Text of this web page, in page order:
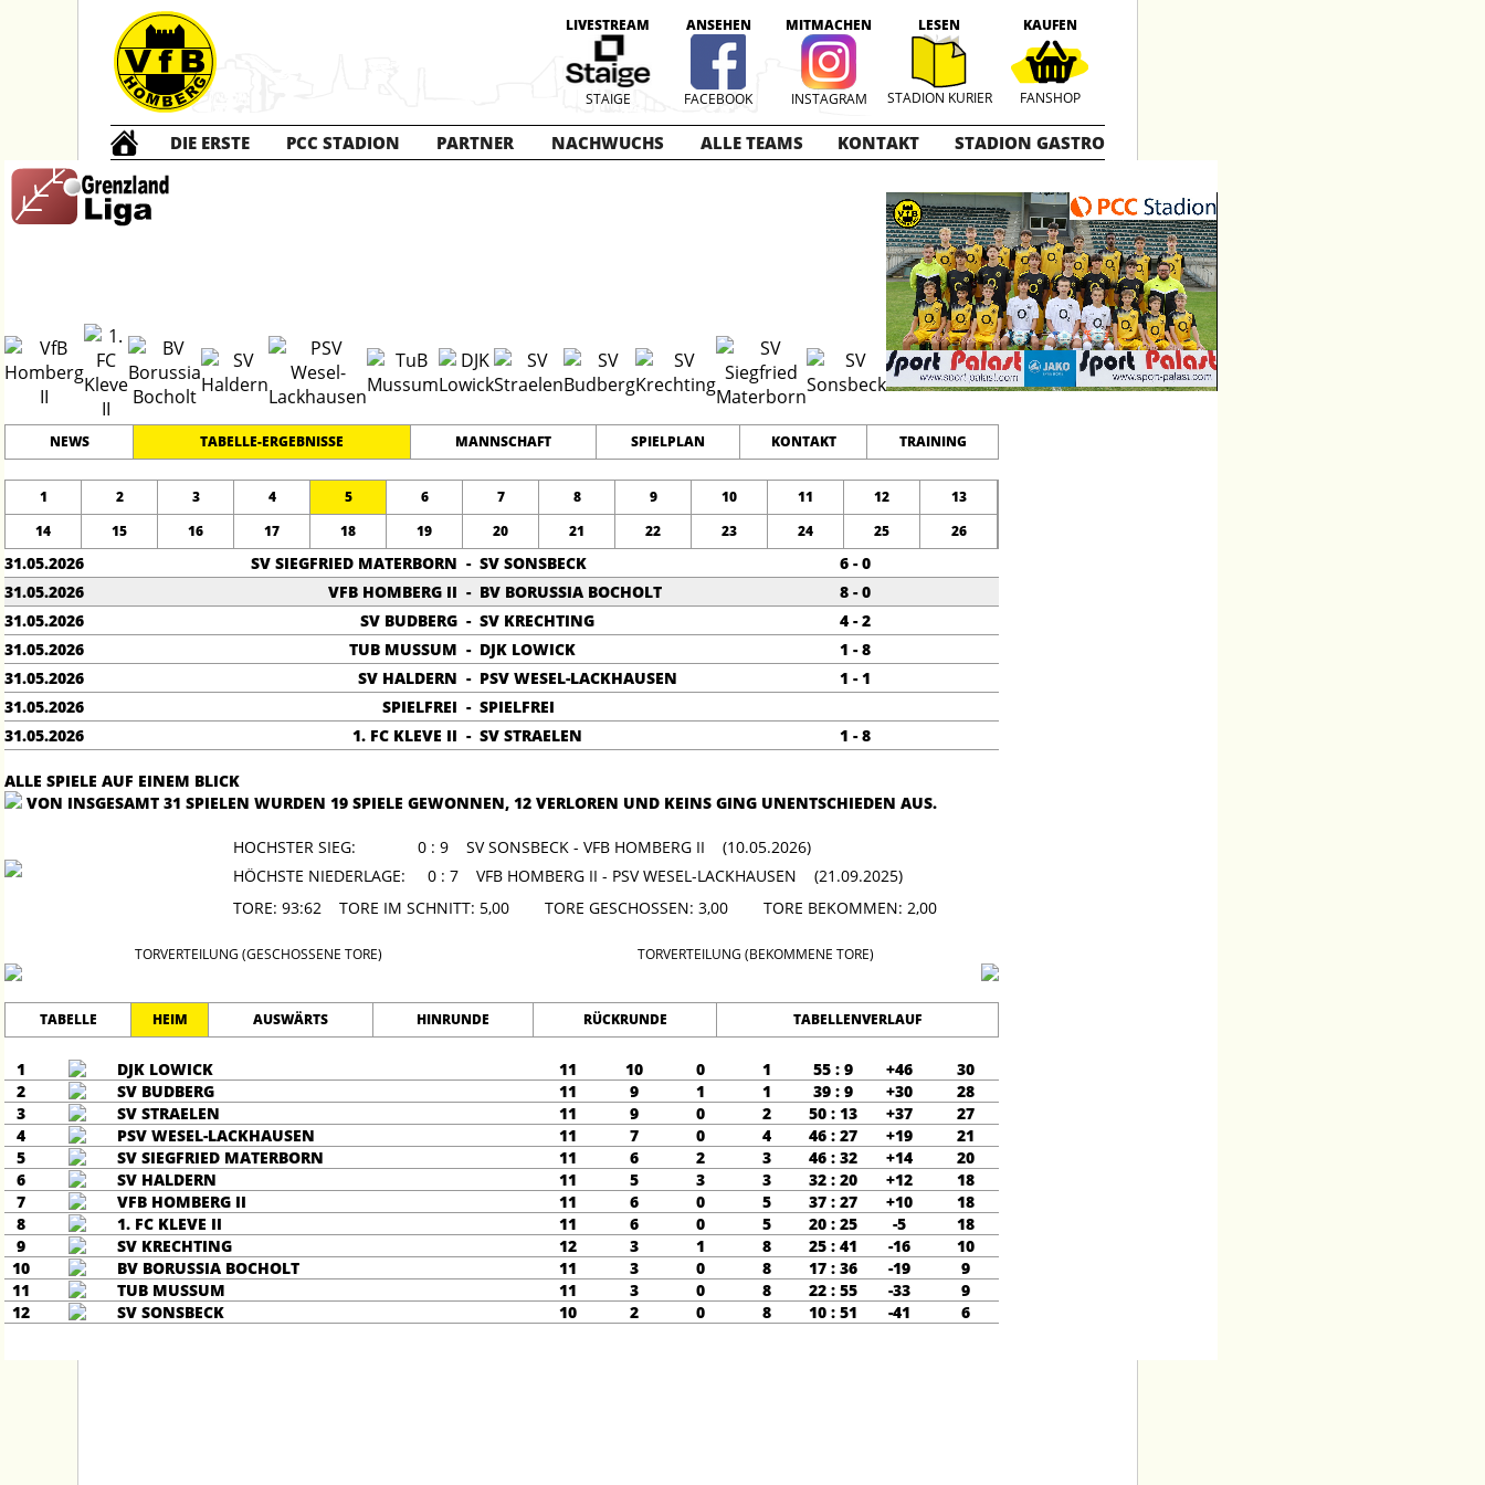
LIVESTREAM
STAIGE
ANSEHEN
FACEBOOK
MITMACHEN
INSTAGRAM
LESEN
STADION KURIER
KAUFEN
FANSHOP
DIE ERSTE PCC STADION PARTNER NACHWUCHS ALLE TEAMS KONTAKT STADION GASTRO
NEWS TABELLE-ERGEBNISSE MANNSCHAFT SPIELPLAN KONTAKT TRAINING
1 2 3 4 5 6 7 8 9 10 11 12
13
14
15 16 17 18 19 20 21 22 23 24 25 26
31.05.2026 SV SIEGFRIED MATERBORN - SV SONSBECK
6 - 0
31.05.2026
VFB HOMBERG II - BV BORUSSIA BOCHOLT
8 - 0
31.05.2026
SV BUDBERG - SV KRECHTING
4 - 2
31.05.2026
TUB MUSSUM - DJK LOWICK
1 - 8
31.05.2026
SV HALDERN - PSV WESEL-LACKHAUSEN
1 - 1
31.05.2026
SPIELFREI - SPIELFREI
31.05.2026
1. FC KLEVE II - SV STRAELEN 1 - 8
ALLE SPIELE AUF EINEM BLICK
VON INSGESAMT 31 SPIELEN WURDEN 19 SPIELE GEWONNEN, 12 VERLOREN UND KEINS GING UNENTSCHIEDEN AUS.
HOCHSTER SIEG: 0 : 9 SV SONSBECK - VFB HOMBERG II (10.05.2026)
HÖCHSTE NIEDERLAGE: 0 : 7 VFB HOMBERG II - PSV WESEL-LACKHAUSEN (21.09.2025)
TORE: 93:62 TORE IM SCHNITT: 5,00 TORE GESCHOSSEN: 3,00 TORE BEKOMMEN: 2,00
TORVERTEILUNG (GESCHOSSENE TORE) TORVERTEILUNG (BEKOMMENE TORE)
TABELLE HEIM AUSWÄRTS HINRUNDE RÜCKRUNDE TABELLENVERLAUF
1 DJK LOWICK 11 10 0 1 55 : 9 +46
30
2
SV BUDBERG 11 9 1 1 39 : 9 +30
28
3
SV STRAELEN 11 9 0 2 50 : 13 +37
27
4
PSV WESEL-LACKHAUSEN 11 7 0 4 46 : 27 +19
21
5
SV SIEGFRIED MATERBORN 11 6 2 3 46 : 32 +14
20
6
SV HALDERN 11 5 3 3 32 : 20 +12
18
7
VFB HOMBERG II 11 6 0 5 37 : 27 +10
18
8
1. FC KLEVE II 11 6 0 5 20 : 25 -5
18
9
SV KRECHTING 12 3 1 8 25 : 41 -16
10
10
BV BORUSSIA BOCHOLT 11 3 0 8 17 : 36 -19
9
11
TUB MUSSUM 11 3 0 8 22 : 55 -33
9
12
SV SONSBECK 10 2 0 8 10 : 51 -41 6